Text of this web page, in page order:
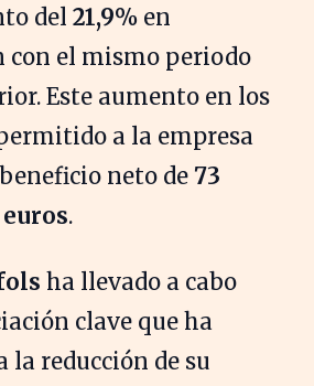
del 21,9% en
con el mismo periodo
Este aumento en los
a la empresa
neto de 73
.
ha llevado a cabo
clave que ha
la reducción de su